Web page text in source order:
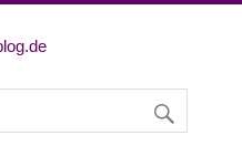
und User Experience.